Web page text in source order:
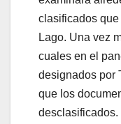
clasificados
Lago. Una vez
cuales en el
designados por
que los
desclasificados.